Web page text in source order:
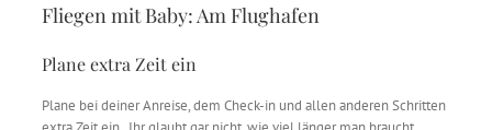
Fliegen mit Baby: Am Flughafen
Plane extra Zeit ein
Plane bei deiner Anreise, dem Check-in und allen anderen Schritten